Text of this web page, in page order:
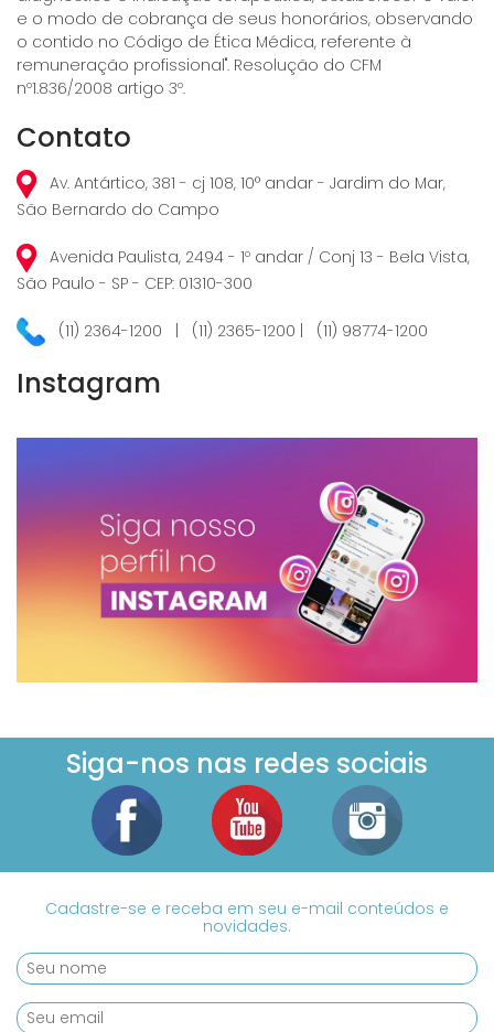
e o modo de cobrança de seus honorários, observando
o contido no Código de Ética Médica, referente à
remuneração profissional". Resolução do CFM
nº1.836/2008 artigo 3º.
Contato
Av. Antártico, 381 - cj 108, 10° andar - Jardim do Mar,
São Bernardo do Campo
Avenida Paulista, 2494 - 1º andar / Conj 13 - Bela Vista,
São Paulo - SP - CEP: 01310-300
(11) 2364-1200 | (11) 2365-1200 | (11) 98774-1200
Instagram
Siga-nos nas redes sociais
Cadastre-se e receba em seu e-mail conteúdos e
novidades.